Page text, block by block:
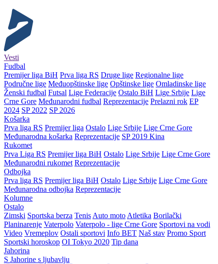
Vesti
Fudbal
Premijer liga BiH Prva liga RS Druge lige Regionalne lige
Područne lige Međuopštinske lige Opštinske lige Omladinske lige
Ženski fudbal Futsal Lige Federacije Ostalo BiH Lige Srbije Lige
Crne Gore Međunarodni fudbal Reprezentacije Prelazni rok EP
2024 SP 2022 SP 2026
Košarka
Prva liga RS Premijer liga Ostalo Lige Srbije Lige Crne Gore
Međunarodna košarka Reprezentacije SP 2019 Kina
Rukomet
Prva Liga RS Premijer liga BiH Ostalo Lige Srbije Lige Crne Gore
Međunarodni rukomet Reprezentacije
Odbojka
Prva liga RS Premijer liga BiH Ostalo Lige Srbije Lige Crne Gore
Međunarodna odbojka Reprezentacije
Kolumne
Ostalo
Zimski Sportska berza Tenis Auto moto Atletika Borilački
Planinarenje Vaterpolo Vaterpolo - lige Crne Gore Sportovi na vodi
Video Vremeplov Ostali sportovi Info BET Naš stav Promo Sport
Sportski horoskop OI Tokyo 2020 Tip dana
Jahorina
S Jahorine s ljubavlju